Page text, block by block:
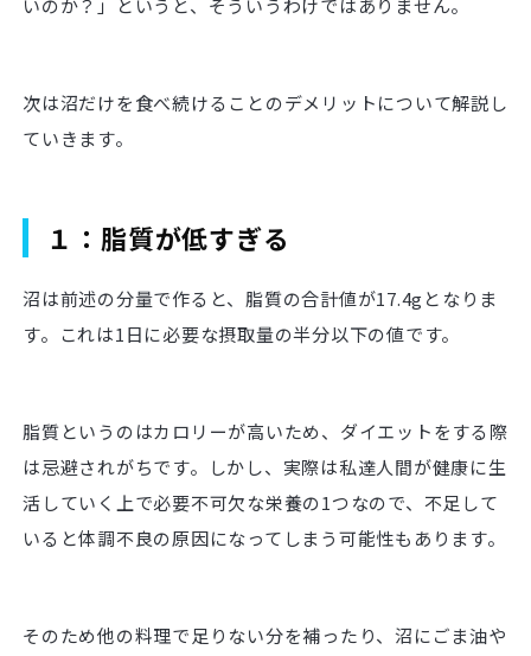
いのか？」というと、そういうわけではありません。
次は沼だけを食べ続けることのデメリットについて解説し
ていきます。
１：脂質が低すぎる
沼は前述の分量で作ると、脂質の合計値が17.4gとなりま
す。これは1日に必要な摂取量の半分以下の値です。
脂質というのはカロリーが高いため、ダイエットをする際
は忌避されがちです。しかし、実際は私達人間が健康に生
活していく上で必要不可欠な栄養の1つなので、不足して
いると体調不良の原因になってしまう可能性もあります。
そのため他の料理で足りない分を補ったり、沼にごま油や